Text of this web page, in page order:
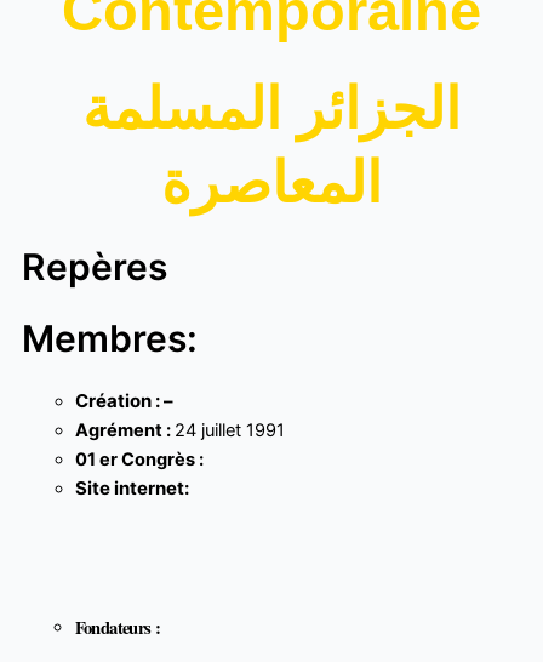
الجزائر المسلمة
المعاصرة
Repères
Membres:
Création : –
Agrément : 24 juillet 1991
01 er Congrès :
Site internet:
Fondateurs :